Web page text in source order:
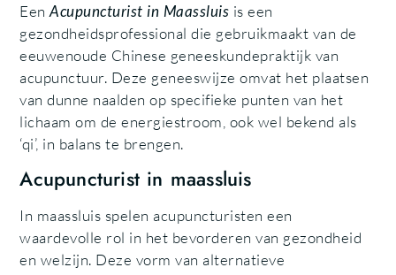
EenAcupuncturist in Maassluis is een
gezondheidsprofessional die gebruikmaakt van de
eeuwenoude Chinese geneeskundepraktijk van
acupunctuur. Deze geneeswijze omvat het plaatsen
van dunne naalden op specifieke punten van het
lichaam om de energiestroom, ook wel bekend als
‘qi’, in balans te brengen.
Acupuncturist in maassluis
In maassluis spelen acupuncturisten een
waardevolle rol in het bevorderen van gezondheid
en welzijn. Deze vorm van alternatieve